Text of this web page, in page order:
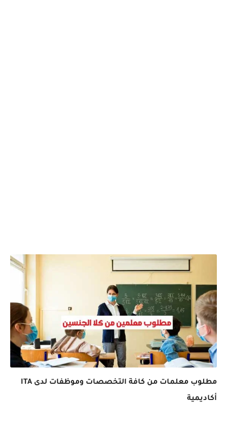
مطلوب معلمات من كافة التخصصات وموظفات لدى ITA
أكاديمية